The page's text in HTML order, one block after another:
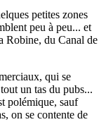
petites zones
peu à peu... et
Robine, du Canal de
qui se
un tas du pubs...
polémique, sauf
on se contente de